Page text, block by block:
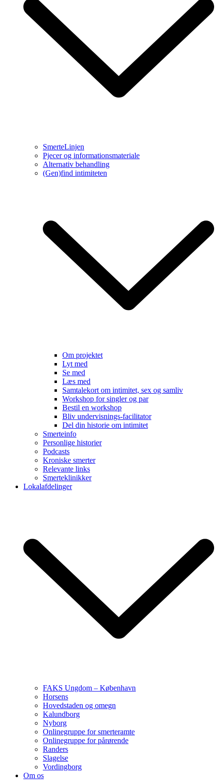
SmerteLinjen
Pjecer og informationsmateriale
Alternativ behandling
(Gen)find intimiteten
Om projektet
Lyt med
Se med
Læs med
Samtalekort om intimitet, sex og samliv
Workshop for singler og par
Bestil en workshop
Bliv undervisnings-facilitator
Del din historie om intimitet
Smerteinfo
Personlige historier
Podcasts
Kroniske smerter
Relevante links
Smerteklinikker
Lokalafdelinger
FAKS Ungdom – København
Horsens
Hovedstaden og omegn
Kalundborg
Nyborg
Onlinegruppe for smerteramte
Onlinegruppe for pårørende
Randers
Slagelse
Vordingborg
Om os